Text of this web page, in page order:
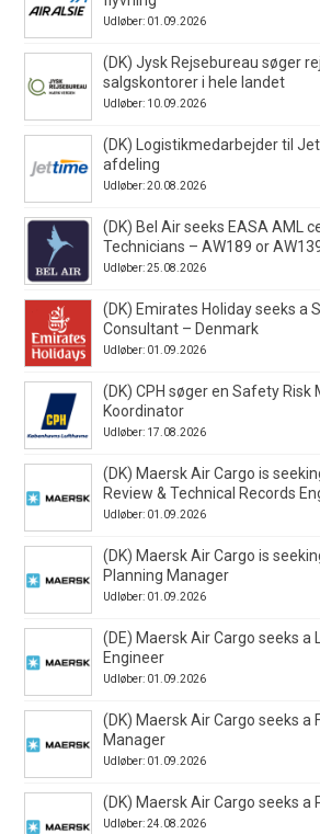
Udløber: 01.09.2026
(DK) Jysk Rejsebureau søger
salgskontorer i hele landet
Udløber: 10.09.2026
(DK) Logistikmedarbejder til
afdeling
Udløber: 20.08.2026
(DK) Bel Air seeks EASA AML
Technicians – AW189 or
Udløber: 25.08.2026
(DK) Emirates Holiday seeks a
Consultant – Denmark
Udløber: 01.09.2026
(DK) CPH søger en Safety
Koordinator
Udløber: 17.08.2026
(DK) Maersk Air Cargo is
Review & Technical Records
Udløber: 01.09.2026
(DK) Maersk Air Cargo is
Planning Manager
Udløber: 01.09.2026
(DE) Maersk Air Cargo seeks
Engineer
Udløber: 01.09.2026
(DK) Maersk Air Cargo seeks a
Manager
Udløber: 01.09.2026
(DK) Maersk Air Cargo seeks a
Udløber: 24.08.2026